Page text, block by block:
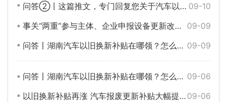
09-10
问答②丨这篇推文，专门回复您关于汽车以旧换新的留言
09-09
事关“两重”参与主体、企业申报设备更新改造项目等，省发改委的回应来了
09-09
问答丨湖南汽车以旧换新补贴在哪领？怎么领？
09-06
问答丨湖南汽车以旧换新补贴在哪领？怎么领？
09-06
以旧换新补贴再涨 汽车报废更新补贴大幅提升